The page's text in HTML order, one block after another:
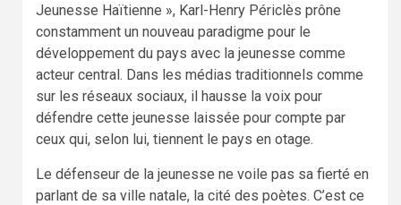
Jeunesse Haïtienne », Karl-Henry Périclès prône
constamment un nouveau paradigme pour le
développement du pays avec la jeunesse comme
acteur central. Dans les médias traditionnels comme
sur les réseaux sociaux, il hausse la voix pour
défendre cette jeunesse laissée pour compte par
ceux qui, selon lui, tiennent le pays en otage.
Le défenseur de la jeunesse ne voile pas sa fierté en
parlant de sa ville natale, la cité des poètes. C’est ce